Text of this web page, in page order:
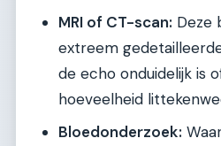
MRI of CT-scan: Deze
extreem
de echo onduidelijk is
hoeveelheid
Bloedonderzoek: